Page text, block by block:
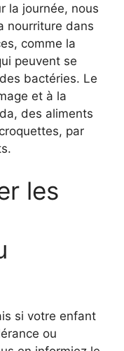
la journée, nous
nourriture dans
comme la
peuvent se
bactéries. Le
et à la
des aliments
par
les
si votre enfant
ou